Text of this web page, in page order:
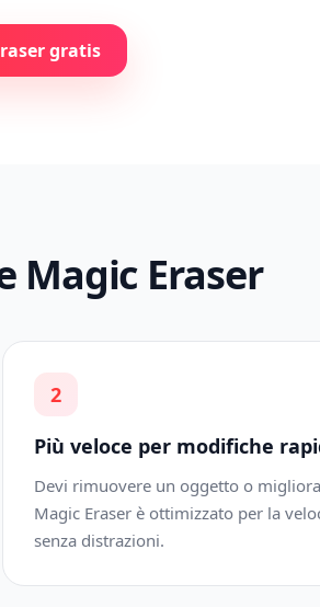
gratis
Magic Eraser
2
Più veloce per modifiche
Devi rimuovere un oggetto o
Magic Eraser è ottimizzato per la
senza distrazioni.